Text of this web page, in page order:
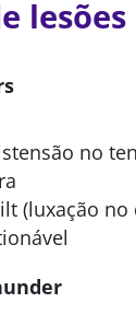
lesões
no
(luxação